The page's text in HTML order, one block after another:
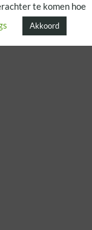
te komen hoe
Akkoord